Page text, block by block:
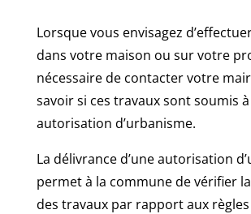
Lorsque vous envisagez
dans votre maison ou sur votre
nécessaire de contacter votre
savoir si ces travaux sont soumis
autorisation d’urbanisme.
La délivrance d’une autorisation
permet à la commune de vérifier
des travaux par rapport aux règles